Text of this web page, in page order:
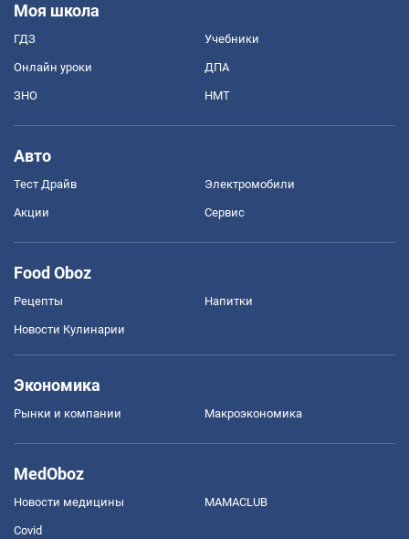
Моя школа
ГДЗ Учебники
Онлайн уроки ДПА
ЗНО НМТ
Авто
Тест Драйв Электромобили
Акции Сервис
Food Oboz
Рецепты Напитки
Новости Кулинарии
Экономика
Рынки и компании Mакроэкономика
MedOboz
Новости медицины MAMACLUB
Covid